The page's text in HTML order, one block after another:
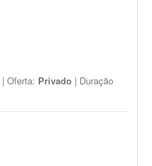
| Oferta: Privado | Duração